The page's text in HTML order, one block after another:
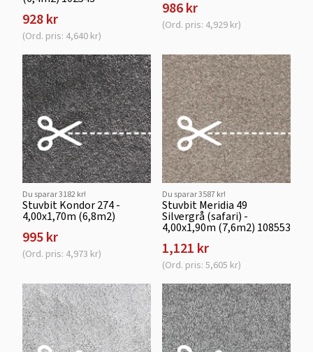
928 kr
(Ord. pris: 4,640 kr)
986 kr
(Ord. pris: 4,929 kr)
Du sparar 3182 kr!
Stuvbit Kondor 274 -
4,00x1,70m (6,8m2)
995 kr
(Ord. pris: 4,973 kr)
Du sparar 3587 kr!
Stuvbit Meridia 49
Silvergrå (safari) -
4,00x1,90m (7,6m2) 108553
1,121 kr
(Ord. pris: 5,605 kr)